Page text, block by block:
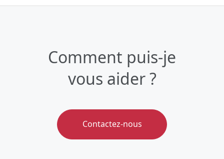
Comment puis-je
vous aider ?
Contactez-nous